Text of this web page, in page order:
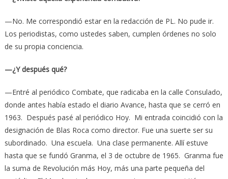
—No. Me correspondió estar en la redacción de PL. No pude ir.
Los periodistas, como ustedes saben, cumplen órdenes no solo
de su propia conciencia.
—¿Y después qué?
—Entré al periódico Combate, que radicaba en la calle Consulado,
donde antes había estado el diario Avance, hasta que se cerró en
1963. Después pasé al periódico Hoy. Mi entrada coincidió con la
designación de Blas Roca como director. Fue una suerte ser su
subordinado. Una escuela. Una clase permanente. Allí estuve
hasta que se fundó Granma, el 3 de octubre de 1965. Granma fue
la suma de Revolución más Hoy, más una parte pequeña del